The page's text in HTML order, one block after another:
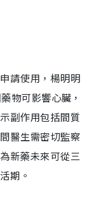
請使用，楊明明
物可影響心臟，
副作用包括間質
醫生需密切監察
新藥未來可從三
期。